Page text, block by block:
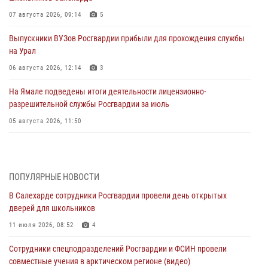
07 августа 2026, 09:14 5
Выпускники ВУЗов Росгвардии прибыли для прохождения службы
на Урал
06 августа 2026, 12:14 3
На Ямале подведены итоги деятельности лицензионно-
разрешительной службы Росгвардии за июль
05 августа 2026, 11:50
03 августа 2026, 07:21 2
Генерал-полковник Юрий Аверин выступил на Всероссийском
молодёжном образовательном форуме «Территория смыслов»
03 августа 2026, 06:54
Директор Росгвардии Герой России генерал армии Виктор Золотов
поздравил специалистов подразделений тыла с профессиональным
ПОПУЛЯРНЫЕ НОВОСТИ
В Салехарде сотрудники Росгвардии провели день открытых
дверей для школьников
11 июля 2026, 08:52 4
Сотрудники спецподразделений Росгвардии и ФСИН провели
совместные учения в арктическом регионе (видео)